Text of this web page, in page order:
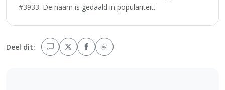
#3933. De naam is gedaald in populariteit.
Deel dit: